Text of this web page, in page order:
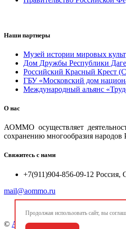
Наши партнеры
Музей истории мировых
Дом Дружбы Республики
Российский Красный Крест
ГБУ «Московский дом
Международный альянс
О нас
АОММО осуществляет
сохранению многообразия народов
Свяжитесь с нами
+7(911)904-856-09-12 Россия,
mail@aommo.ru
© Ассоциация организаций по
Продолжая использовать сайт, вы